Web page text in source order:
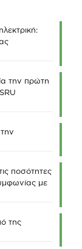
την πρώτη
ποσότητες
με
της